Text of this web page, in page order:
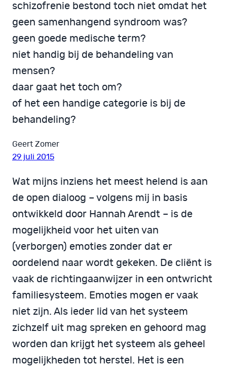
schizofrenie bestond toch niet omdat het
geen samenhangend syndroom was?
geen goede medische term?
niet handig bij de behandeling van
mensen?
daar gaat het toch om?
of het een handige categorie is bij de
behandeling?
Geert Zomer
29 juli 2015
Wat mijns inziens het meest helend is aan
de open dialoog – volgens mij in basis
ontwikkeld door Hannah Arendt – is de
mogelijkheid voor het uiten van
(verborgen) emoties zonder dat er
oordelend naar wordt gekeken. De cliënt is
vaak de richtingaanwijzer in een ontwricht
familiesysteem. Emoties mogen er vaak
niet zijn. Als ieder lid van het systeem
zichzelf uit mag spreken en gehoord mag
worden dan krijgt het systeem als geheel
mogelijkheden tot herstel. Het is een